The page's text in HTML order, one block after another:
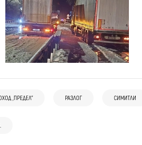
„ПРЕДЕЛ” РАЗЛОГ СИМИТЛИ